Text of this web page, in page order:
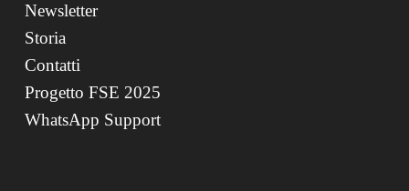
Newsletter
Storia
Contatti
Progetto FSE 2025
WhatsApp Support